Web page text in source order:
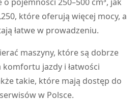
które oferują więcej mocy, a
łatwe w prowadzeniu.
maszyny, które są dobrze
jazdy i łatwości
takie, które mają dostęp do
w Polsce.